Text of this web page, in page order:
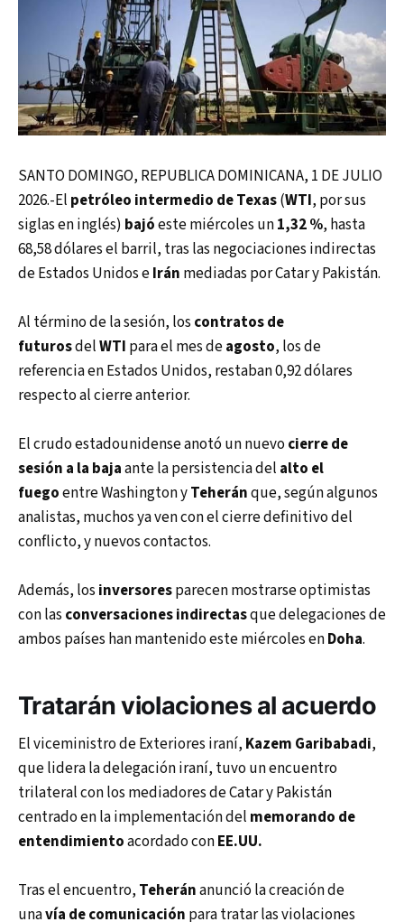
SANTO DOMINGO, REPUBLICA DOMINICANA, 1 DE JULIO
2026.-El petróleo intermedio de Texas(WTI, por sus
siglas en inglés) bajóeste miércoles un1,32 %, hasta
68,58 dólares el barril, tras las negociaciones indirectas
de Estados Unidos eIrán mediadas por Catar y Pakistán.
Al término de la sesión, los contratos de
futurosdelWTI para el mes deagosto, los de
referencia en Estados Unidos, restaban 0,92 dólares
respecto al cierre anterior.
El crudo estadounidense anotó un nuevocierre de
sesión a la bajaante la persistencia del alto el
fuegoentre Washington yTeheránque, según algunos
analistas, muchos ya ven con el cierre definitivo del
conflicto, y nuevos contactos.
Además, los inversoresparecen mostrarse optimistas
con las conversaciones indirectasque delegaciones de
ambos países han mantenido este miércoles enDoha.
Tratarán violaciones al acuerdo
El viceministro de Exteriores iraní, Kazem Garibabadi,
que lidera la delegación iraní, tuvo un encuentro
trilateral con los mediadores de Catar y Pakistán
centrado en la implementación del memorando de
entendimientoacordado conEE.UU.
Tras el encuentro, Teheránanunció la creación de
unavía de comunicación para tratar las violaciones